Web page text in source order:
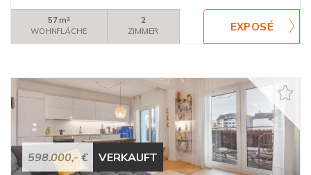
57 m²
WOHNFLÄCHE
2
ZIMMER
598.000,- € VERKAUFT